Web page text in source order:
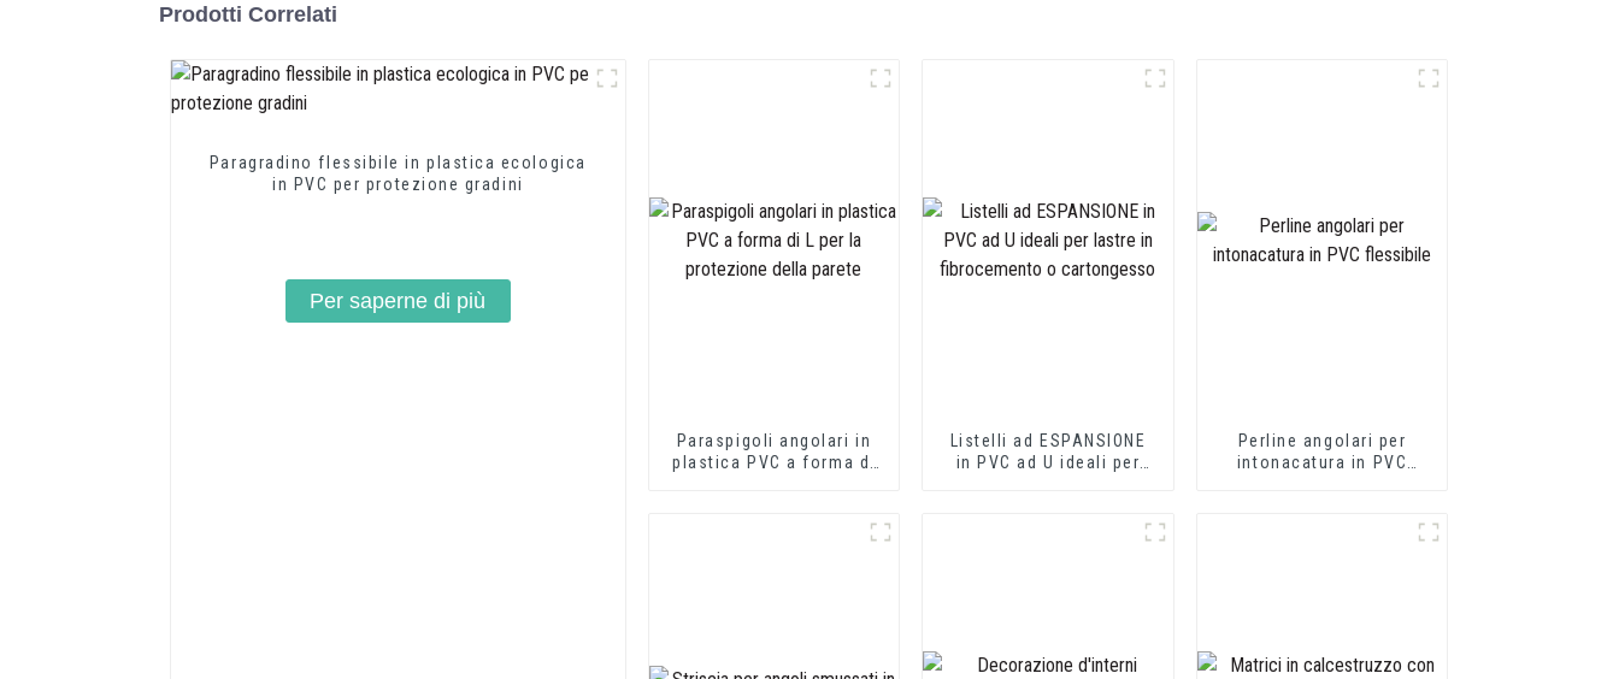
Prodotti Correlati
Paragradino flessibile in plastica ecologica
in PVC per protezione gradini
Per saperne di più
Paraspigoli angolari in
plastica PVC a forma di
Listelli ad ESPANSIONE
in PVC ad U ideali per
Perline angolari per
intonacatura in PVC